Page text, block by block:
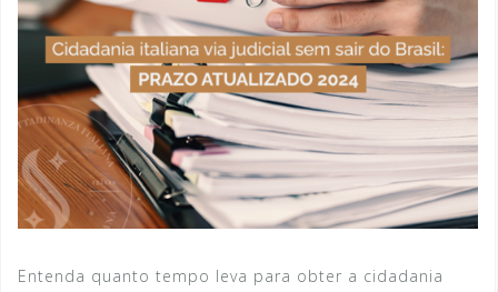
Entenda quanto tempo leva para obter a cidadania